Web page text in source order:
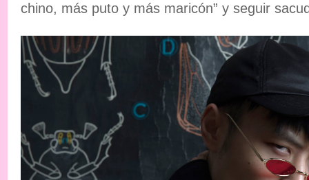
chino, más puto y más maricón” y seguir